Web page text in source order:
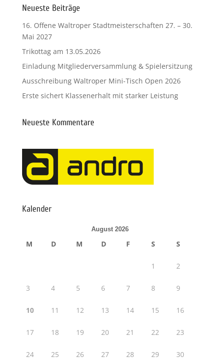
Neueste Beiträge
16. Offene Waltroper Stadtmeisterschaften 27. – 30.
Mai 2027
Trikottag am 13.05.2026
Einladung Mitgliederversammlung & Spielersitzung
Ausschreibung Waltroper Mini-Tisch Open 2026
Erste sichert Klassenerhalt mit starker Leistung
Neueste Kommentare
Kalender
August 2026
M D M D F S S
1 2
3 4 5 6 7 8 9
10 11 12 13 14 15 16
17 18 19 20 21 22 23
24 25 26 27 28 29 30